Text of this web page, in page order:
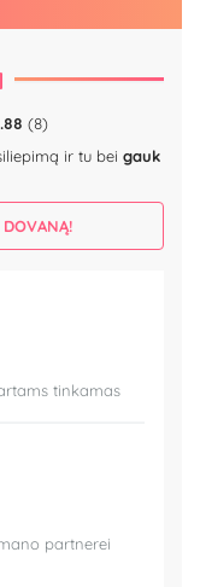
(8)
ir tu bei gauk
tinkamas
partnerei